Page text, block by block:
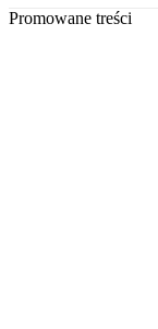
Promowane treści